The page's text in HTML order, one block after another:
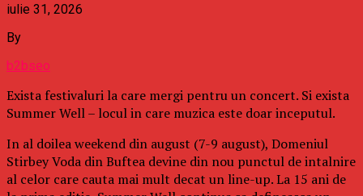
iulie 31, 2026
By
b2bseo
Exista festivaluri la care mergi pentru un concert. Si exista
Summer Well – locul in care muzica este doar inceputul.
In al doilea weekend din august (7-9 august), Domeniul
Stirbey Voda din Buftea devine din nou punctul de intalnire
al celor care cauta mai mult decat un line-up. La 15 ani de